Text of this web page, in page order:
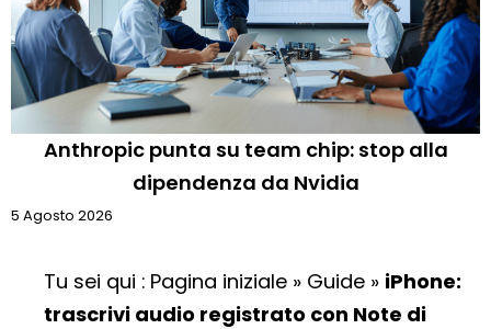
Anthropic punta su team chip: stop alla
dipendenza da Nvidia
5 Agosto 2026
Tu sei qui : Pagina iniziale » Guide » iPhone:
trascrivi audio registrato con Note di